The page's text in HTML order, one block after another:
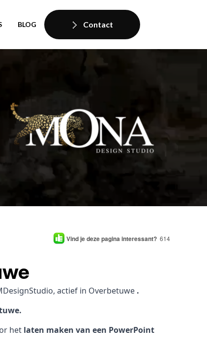
BLOG Contact
Vind je deze pagina interessant? 614
actief in Overbetuwe .
het laten maken van een PowerPoint